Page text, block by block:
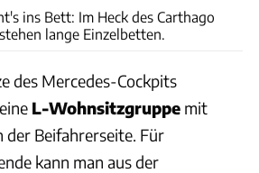
ins Bett: Im Heck des Carthago
lange Einzelbetten.
des Mercedes-Cockpits
L-Wohnsitzgruppe mit
der Beifahrerseite. Für
kann man aus der